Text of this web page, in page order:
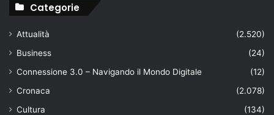
Categorie
Attualità
(2.520)
Business
(24)
Connessione 3.0 – Navigando il Mondo Digitale
(12)
Cronaca
(2.078)
Cultura
(134)